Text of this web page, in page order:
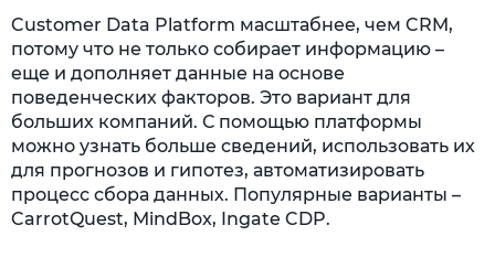
Customer Data Platform масштабнее, чем CRM,
потому что не только собирает информацию –
еще и дополняет данные на основе
поведенческих факторов. Это вариант для
больших компаний. С помощью платформы
можно узнать больше сведений, использовать их
для прогнозов и гипотез, автоматизировать
процесс сбора данных. Популярные варианты –
CarrotQuest, MindBox, Ingate CDP.